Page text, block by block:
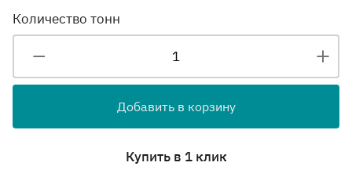
Количество тонн
Добавить в корзину
Купить в 1 клик